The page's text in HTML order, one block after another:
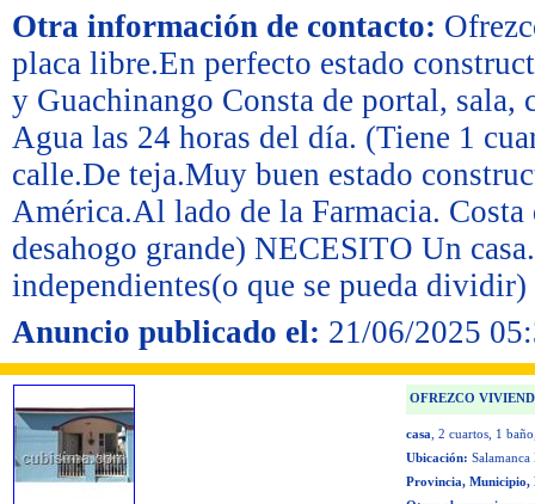
Otra información de contacto:
placa libre.En perfecto estado
y Guachinango Consta de portal,
Agua las 24 horas del día. (Tiene 1
calle.De teja.Muy buen estado
América.Al lado de la Farmacia.
desahogo grande) NECESITO Un
independientes(o que se pueda dividir)
Anuncio publicado el: 21/06/2025
OFREZCO
casa , 2 cuartos , 1 baño
Ubicación:
Provincia,